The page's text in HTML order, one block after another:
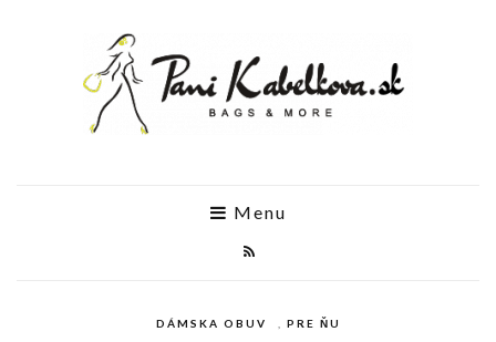
Menu
DÁMSKA OBUV PRE ŇU